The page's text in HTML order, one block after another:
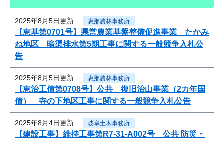
2025年8月5日更新 恵那農林事務所
【恵基第0701号】県営農業基盤整備促進事業 たかみ
ね地区 暗渠排水第5期工事に関する一般競争入札公
告
2025年8月5日更新 恵那農林事務所
【恵治工債第0708号】公共 復旧治山事業（2カ年国
債） 寺の下地区工事に関する一般競争入札公告
2025年8月4日更新 岐阜土木事務所
【建設工事】維持工事第R7-31-A002号 公共 防災・